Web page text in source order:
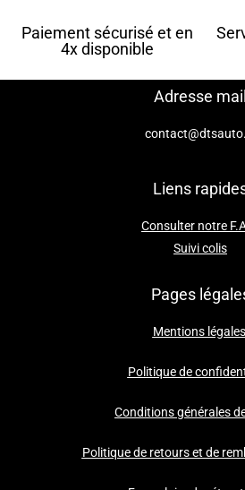
Paiement sécurisé et en
4x disponible
Adresse mail
Liens
Consulter notre
Suivi colis
Pages
Mentions légales
Politique de
Conditions générales
Politique de retours et de